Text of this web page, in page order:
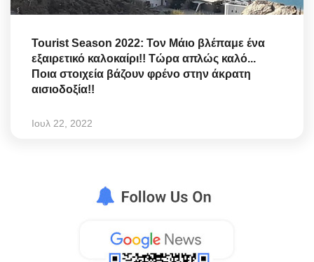
Tourist Season 2022: Τον Μάιο βλέπαμε ένα
εξαιρετικό καλοκαίρι!! Τώρα απλώς καλό...
Ποια στοιχεία βάζουν φρένο στην άκρατη
αισιοδοξία!!
Ιουλ 22, 2022